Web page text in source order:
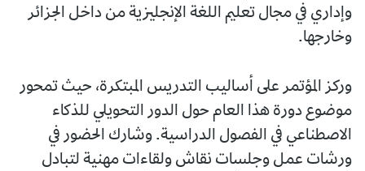
وإداري في مجال تعليم اللغة الإنجليزية من داخل الجزائر
وخارجها.
وركز المؤتمر على أساليب التدريس المبتكرة، حيث تمحور
موضوع دورة هذا العام حول الدور التحويلي للذكاء
الاصطناعي في الفصول الدراسية. وشارك الحضور في
ورشات عمل وجلسات نقاش ولقاءات مهنية لتبادل